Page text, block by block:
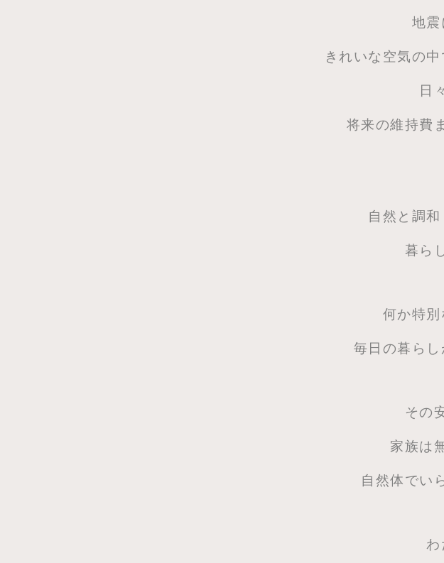
地震
きれいな空気の
日
将来の維持費
自然と調和
暮ら
何か特別
毎日の暮らし
その
家族は
自然体でい
わ